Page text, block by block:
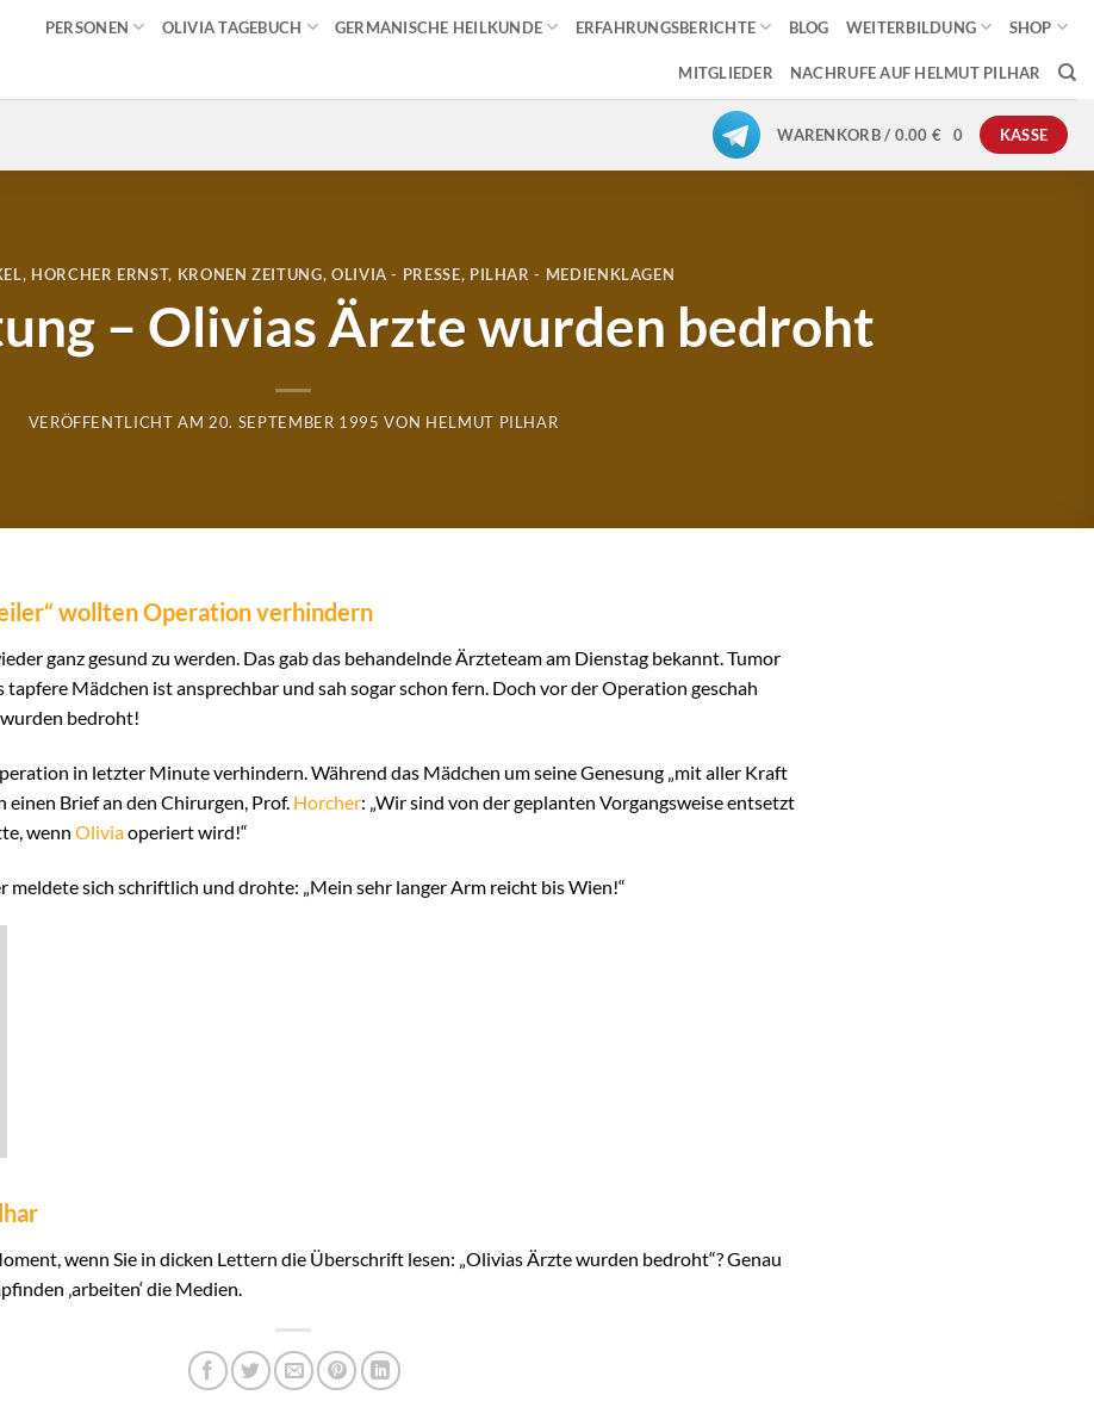
PERSONEN OLIVIA TAGEBUCH GERMANISCHE HEILKUNDE ERFAHRUNGSBERICHTE BLOG WEITERBILDUNG SHOP
MITGLIEDER NACHRUFE AUF HELMUT PILHAR
WARENKORB / 0.00 € 0 KASSE
, HORCHER ERNST, KRONEN ZEITUNG, OLIVIA - PRESSE, PILHAR - MEDIENKLAGEN
– Olivias Ärzte wurden bedroht
VERÖFFENTLICHT AM 20. SEPTEMBER 1995 VON HELMUT PILHAR
wollten Operation verhindern
ganz gesund zu werden. Das gab das behandelnde Ärzteteam am Dienstag bekannt. Tumor
Mädchen ist ansprechbar und sah sogar schon fern. Doch vor der Operation geschah
bedroht!
in letzter Minute verhindern. Während das Mädchen um seine Genesung „mit aller Kraft
einen Brief an den Chirurgen, Prof. Horcher: „Wir sind von der geplanten Vorgangsweise entsetzt
wenn Oliviaoperiert wird!“
meldete sich schriftlich und drohte: „Mein sehr langer Arm reicht bis Wien!“
wenn Sie in dicken Lettern die Überschrift lesen: „Olivias Ärzte wurden bedroht“? Genau
‚arbeiten‘ die Medien.